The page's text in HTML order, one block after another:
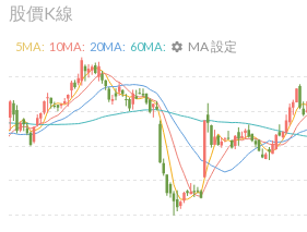
股價K線
5MA: 10MA: 20MA: 60MA: settings MA 設定